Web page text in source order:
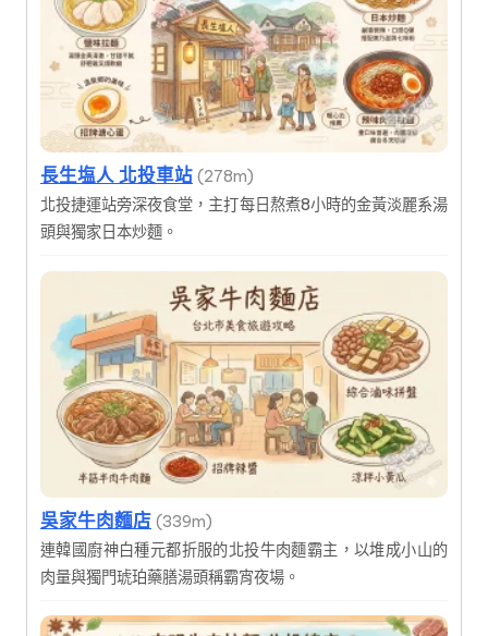
長生塩人 北投車站 (278m)
北投捷運站旁深夜食堂，主打每日熬煮8小時的金黃淡麗系湯
頭與獨家日本炒麵。
吳家牛肉麵店 (339m)
連韓國廚神白種元都折服的北投牛肉麵霸主，以堆成小山的
肉量與獨門琥珀藥膳湯頭稱霸宵夜場。